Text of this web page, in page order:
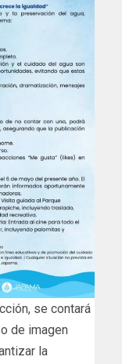
se contará
de imagen
la